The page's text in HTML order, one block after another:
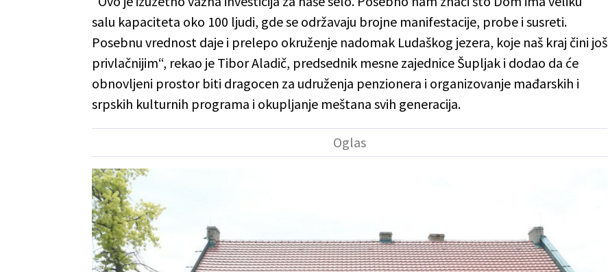
salu kapaciteta oko 100 ljudi, gde se održavaju brojne manifestacije, probe i susreti.
Posebnu vrednost daje i prelepo okruženje nadomak Ludaškog jezera, koje naš kraj čini još
privlačnijim“, rekao je Tibor Aladič, predsednik mesne zajednice Šupljak i dodao da će
obnovljeni prostor biti dragocen za udruženja penzionera i organizovanje mađarskih i
srpskih kulturnih programa i okupljanje meštana svih generacija.